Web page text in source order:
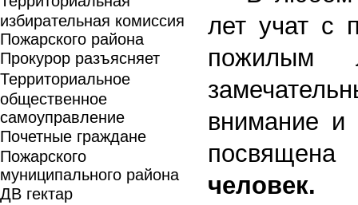
избирательная комиссия
Пожарского района
Прокурор разъясняет
Территориальное
общественное
самоуправление
Почетные граждане
Пожарского
муниципального района
ДВ гектар
лет учат с
пожилым
внимание и
человек.